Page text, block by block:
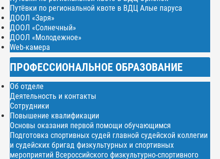
Путёвки по региональной квоте в ВДЦ Алые паруса
ДООЛ «Заря»
ДООЛ «Солнечный»
ДООЛ «Молодежное»
Web-камера
ПРОФЕССИОНАЛЬНОЕ ОБРАЗОВАНИЕ
Об отделе
Деятельность и контакты
Сотрудники
Повышение квалификации
Основы оказания первой помощи обучающимся
Подготовка спортивных судей главной судейской коллегии
и судейских бригад физкультурных и спортивных
мероприятий Всероссийского физкультурно-спортивного